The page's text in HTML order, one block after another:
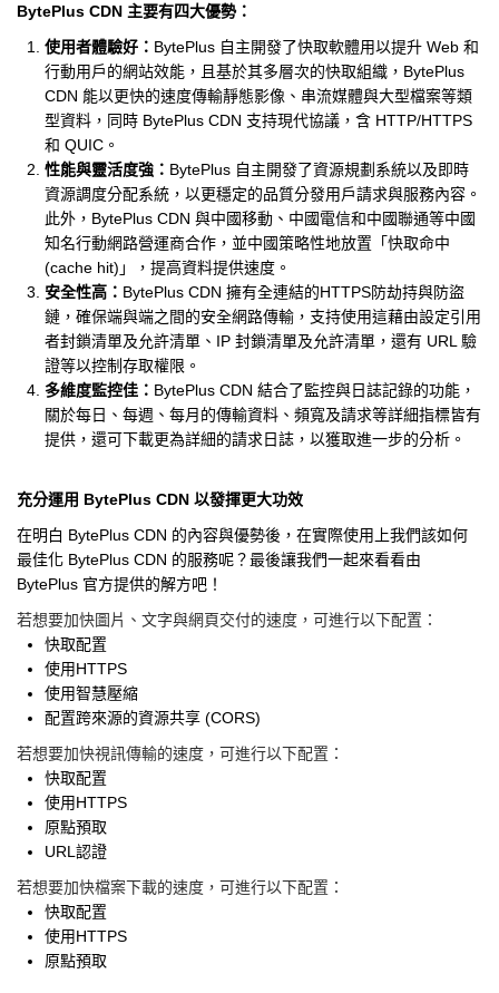
BytePlus CDN 主要有四大優勢：
使用者體驗好： BytePlus 自主開發了快取軟體用以提升 Web 和
行動用戶的網站效能，且基於其多層次的快取組織，BytePlus
CDN 能以更快的速度傳輸靜態影像、串流媒體與大型檔案等類
型資料，同時 BytePlus CDN 支持現代協議，含 HTTP/HTTPS
和 QUIC。
性能與靈活度強： BytePlus 自主開發了資源規劃系統以及即時
資源調度分配系統，以更穩定的品質分發用戶請求與服務內容。
此外，BytePlus CDN 與中國移動、中國電信和中國聯通等中國
知名行動網路營運商合作，並中國策略性地放置「快取命中
(cache hit)」，提高資料提供速度。
安全性高： BytePlus CDN 擁有全連結的HTTPS防劫持與防盜
鏈，確保端與端之間的安全網路傳輸，支持使用這藉由設定引用
者封鎖清單及允許清單、IP 封鎖清單及允許清單，還有 URL 驗
證等以控制存取權限。
多維度監控佳： BytePlus CDN 結合了監控與日誌記錄的功能，
關於每日、每週、每月的傳輸資料、頻寬及請求等詳細指標皆有
提供，還可下載更為詳細的請求日誌，以獲取進一步的分析。
充分運用 BytePlus CDN 以發揮更大功效
在明白 BytePlus CDN 的內容與優勢後，在實際使用上我們該如何
最佳化 BytePlus CDN 的服務呢？最後讓我們一起來看看由
BytePlus 官方提供的解方吧！
若想要加快圖片、文字與網頁交付的速度，可進行以下配置：
快取配置
使用HTTPS
使用智慧壓縮
配置跨來源的資源共享 (CORS)
若想要加快視訊傳輸的速度，可進行以下配置：
快取配置
使用HTTPS
原點預取
URL認證
若想要加快檔案下載的速度，可進行以下配置：
快取配置
使用HTTPS
原點預取